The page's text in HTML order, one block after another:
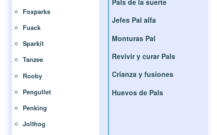
Foxparks
Fuack
Sparkit
Tanzee
Rooby
Pengullet
Penking
Jolthog
Jefes Pal alfa
Monturas Pal
Revivir y curar Pals
Crianza y fusiones
Huevos de Pals